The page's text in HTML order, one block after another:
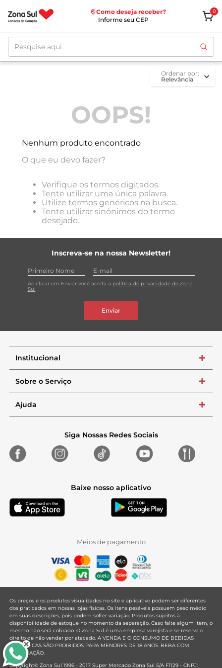
Como deseja receber?
Informe seu CEP
0
Pesquise aqui
ordenar por
Relevância
OOPS!
Nenhum produto encontrado
O que eu devo fazer?
Verifique os termos digitados.
Tente utilizar uma única palavra.
Utilize termos genéricos na busca.
Tente utilizar sinônimos do termo
desejado.
Inscreva-se na nossa Newsletter!
Ao clicar em Enviar você aceita a política de privacidade do Zona
Sul
Enviar
Institucional +
Sobre o Serviço +
Ajuda +
Siga Nossas Redes Sociais
Baixe nosso aplicativo
Meios de pagamento
Os preços e os produtos visualizados no site e aplicativo podem ser diferentes
dos praticados em nossas lojas físicas. Os itens pesáveis possuem peso médio
em suas descrições, pois podem sofrer variação. Produtos sujeitos à
disponibilidade de estoque no momento da separação. Caso falte algum item, o
mesmo não será cobrado. O Zona Sul é uma empresa varejista e se reserva o
direito de não vender por atacado. A VENDA E O CONSUMO DE BEBIDAS
ALCOÓLICAS SÃO PROIBIDOS PARA MENORES DE 18 ANOS. BEBA COM
MODERAÇÃO.
Copyright© Zona Sul 1996 - 2017 Super Mercado Zona Sul S/A F1129 - CNPJ: